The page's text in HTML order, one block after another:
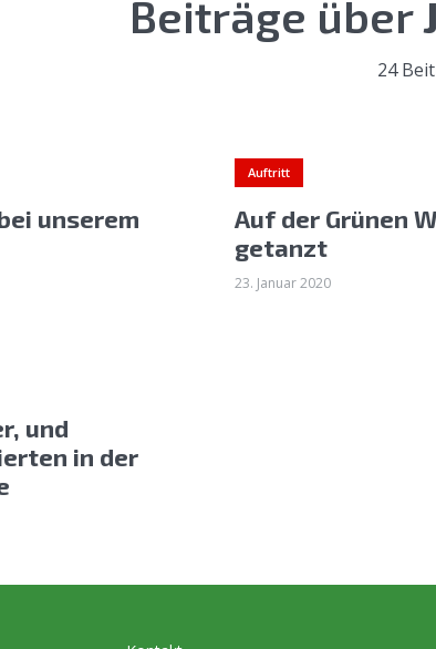
Beiträge über
24
unserem
Auftritt
Auf der Grünen
getanzt
23. Januar 2020
und
in der